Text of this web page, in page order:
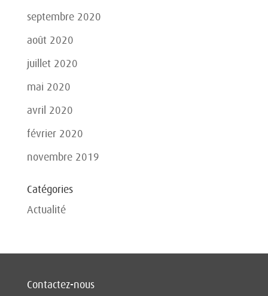
septembre 2020
août 2020
juillet 2020
mai 2020
avril 2020
février 2020
novembre 2019
Catégories
Actualité
Contactez-nous